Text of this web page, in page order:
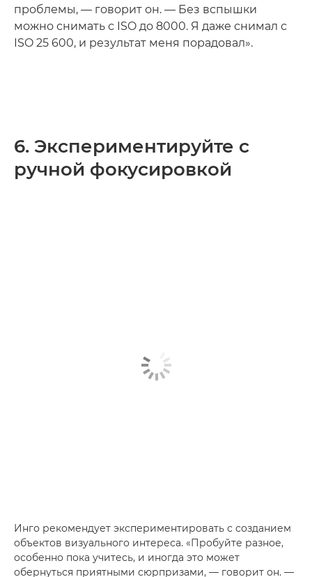
проблемы, — говорит он. — Без вспышки
можно снимать с ISO до 8000. Я даже снимал с
ISO 25 600, и результат меня порадовал».
6. Экспериментируйте с
ручной фокусировкой
Инго рекомендует экспериментировать с созданием
объектов визуального интереса. «Пробуйте разное,
особенно пока учитесь, и иногда это может
обернуться приятными сюрпризами, — говорит он. —